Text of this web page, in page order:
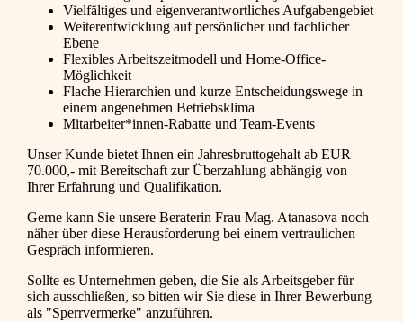
Vielfältiges und eigenverantwortliches Aufgabengebiet
Weiterentwicklung auf persönlicher und fachlicher
Ebene
Flexibles Arbeitszeitmodell und Home-Office-
Möglichkeit
Flache Hierarchien und kurze Entscheidungswege in
einem angenehmen Betriebsklima
Mitarbeiter*innen-Rabatte und Team-Events
Unser Kunde bietet Ihnen ein Jahresbruttogehalt ab EUR
70.000,- mit Bereitschaft zur Überzahlung abhängig von
Ihrer Erfahrung und Qualifikation.
Gerne kann Sie unsere Beraterin Frau Mag. Atanasova noch
näher über diese Herausforderung bei einem vertraulichen
Gespräch informieren.
Sollte es Unternehmen geben, die Sie als Arbeitsgeber für
sich ausschließen, so bitten wir Sie diese in Ihrer Bewerbung
als "Sperrvermerke" anzuführen.